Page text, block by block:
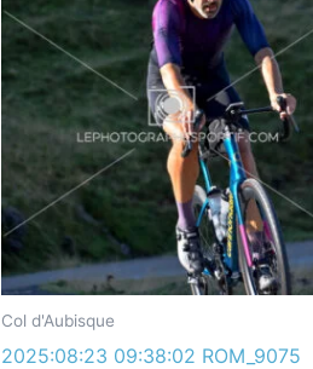
Col d'Aubisque
2025:08:23 09:38:02 ROM_9075